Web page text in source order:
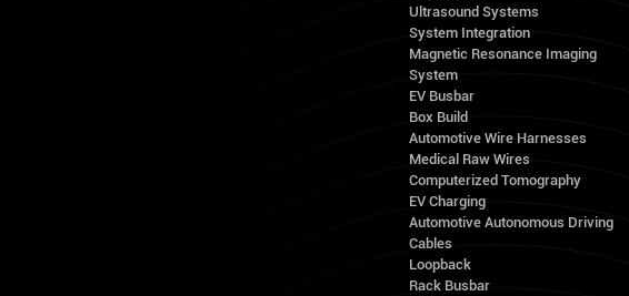
Ultrasound Systems
System Integration
Magnetic Resonance Imaging
System
EV Busbar
Box Build
Automotive Wire Harnesses
Medical Raw Wires
Computerized Tomography
EV Charging
Automotive Autonomous Driving
Cables
Loopback
Rack Busbar